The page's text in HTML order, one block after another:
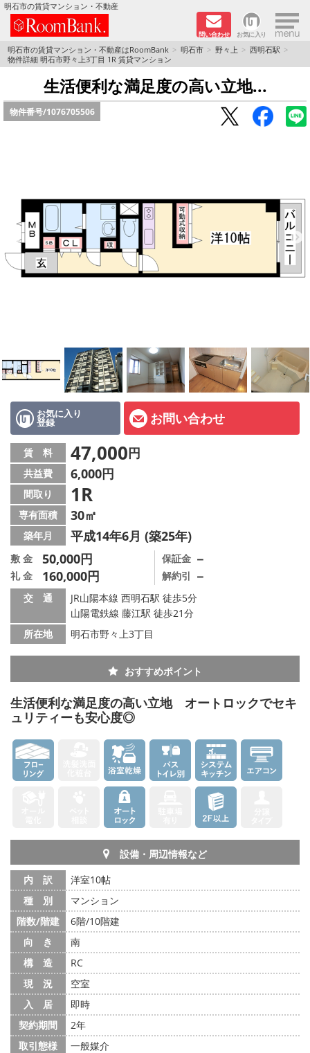
明石市の賃貸マンション・不動産
問い合わせ お気に入り ×
TOPページ
分譲マンションシリーズ
リノベーション物件
路線·駅から探す
地域から探す
地図から探す
スタッフ紹介ページ
LINE公式アカウント
店舗情報·アクセス
会社概要
メールでお問い合わせ
明石市の賃貸マンション・不動産はRoomBank 明石市 野々上
西明石駅
物件詳細 明石市野々上3丁目 1R 賃貸マンション
生活便利な満足度の高い立地...
物件番号/1076705506
お気に入り
登録 お問い合わせ
賃 料 47,000円
共益費 6,000円
間取り 1R
専有面積 30㎡
築年月 平成14年6月 (築25年)
敷 金 50,000円
礼 金 160,000円
保証金 －
解約引 －
交 通
JR山陽本線 西明石駅 徒歩5分
山陽電鉄線 藤江駅 徒歩21分
所在地
明石市野々上3丁目
おすすめポイント
生活便利な満足度の高い立地 オートロックでセキ
ュリティーも安心度◎
設備・周辺情報など
内 訳
洋室10帖
種 別
マンション
階数/階建
6階/10階建
向 き
南
構 造
RC
現 況
空室
入 居
即時
契約期間
2年
取引態様
一般媒介